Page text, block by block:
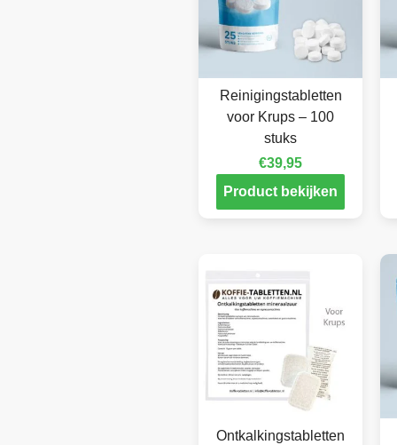
Reinigingstabletten
voor Krups – 100
stuks
€39,95
Product bekijken
Ontkalkingstabletten